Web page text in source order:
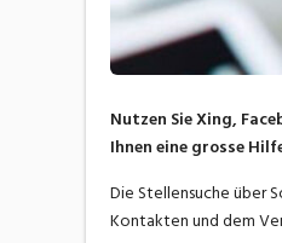
Nutzen Sie Xing,
Ihnen eine grosse
Die Stellensuche über
Kontakten und dem